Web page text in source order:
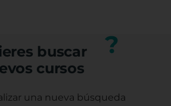
buscar
cursos
?
una nueva búsqueda